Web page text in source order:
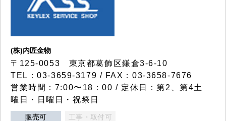
(株)内匠金物
〒125-0053 東京都葛飾区鎌倉3-6-10
TEL：03-3659-3179 / FAX：03-3658-7676
営業時間：7:00〜18：00 / 定休日：第2、第4土
曜日・日曜日・祝祭日
販売可 工事・取付可